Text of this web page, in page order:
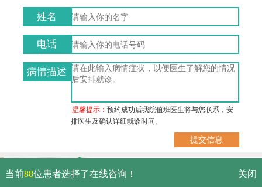
姓名
电话
病情描述
温馨提示：预约成功后我院值班医生将与您联系，安
排医生及确认详细就诊时间。
武汉市硚口区解放大道479号
免费电话：
当前88位患者选择了在线咨询！ 关闭